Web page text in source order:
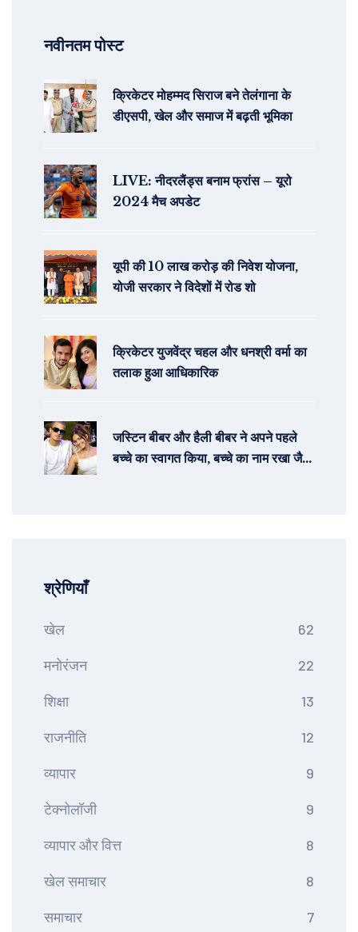
नवीनतम पोस्ट
क्रिकेटर मोहम्मद सिराज बने तेलंगाना के
डीएसपी, खेल और समाज में बढ़ती भूमिका
LIVE: नीदरलैंड्स बनाम फ्रांस – यूरो
2024 मैच अपडेट
यूपी की 10 लाख करोड़ की निवेश योजना,
योजी सरकार ने विदेशों में रोड शो
क्रिकेटर युजवेंद्र चहल और धनश्री वर्मा का
तलाक हुआ आधिकारिक
जस्टिन बीबर और हैली बीबर ने अपने पहले
बच्चे का स्वागत किया, बच्चे का नाम रखा जैक
श्रेणियाँ
खेल 62
मनोरंजन 22
शिक्षा 13
राजनीति 12
व्यापार 9
टेक्नोलॉजी 9
व्यापार और वित्त 8
खेल समाचार 8
समाचार 7